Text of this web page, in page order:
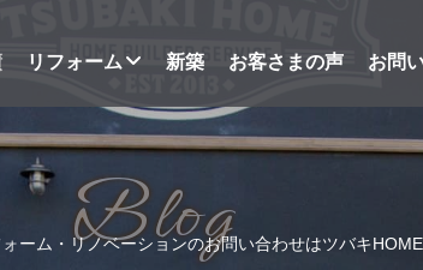
リフォーム 新築 お客さまの声 お問
Blog
Blog
ーム・リノベーションのお問い合わせはツバキ